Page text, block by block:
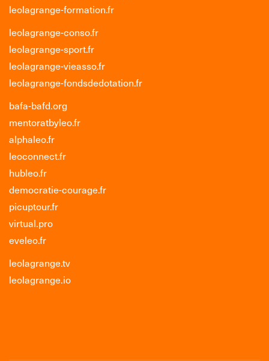
leolagrange-formation.fr
leolagrange-conso.fr
leolagrange-sport.fr
leolagrange-vieasso.fr
leolagrange-fondsdedotation.fr
bafa-bafd.org
mentoratbyleo.fr
alphaleo.fr
leoconnect.fr
hubleo.fr
democratie-courage.fr
picuptour.fr
virtual.pro
eveleo.fr
leolagrange.tv
leolagrange.io